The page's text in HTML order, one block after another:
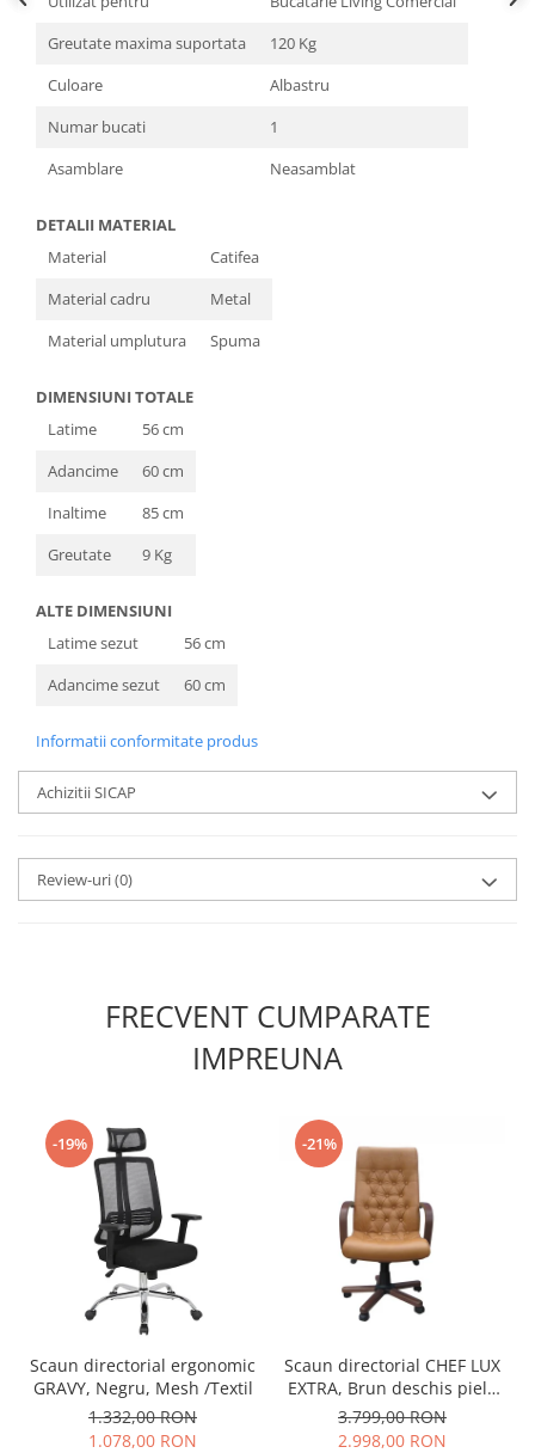
Greutate maxima suportata
120 Kg
Culoare
Albastru
Numar bucati
1
Asamblare
Neasamblat
DETALII MATERIAL
Material
Catifea
Material cadru
Metal
Material umplutura
Spuma
DIMENSIUNI TOTALE
Latime
56 cm
Adancime
60 cm
Inaltime
85 cm
Greutate
9 Kg
ALTE DIMENSIUNI
Latime sezut
56 cm
Adancime sezut
60 cm
Informatii conformitate produs
Achizitii SICAP
Review-uri(0)
FRECVENT CUMPARATE
IMPREUNA
-19%
Scaun directorial ergonomic
GRAVY, Negru, Mesh /Textil
1.332,00 RON
1.078,00 RON
-21%
Scaun directorial CHEF LUX
EXTRA, Brun deschis piele
naturala
3.799,00 RON
2.998,00 RON